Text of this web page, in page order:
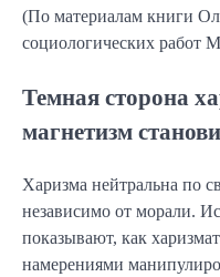
(По материалам книги
социологических работ
Темная сторона
магнетизм
Харизма нейтральна по
независимо от морали.
показывают, как
намерениями